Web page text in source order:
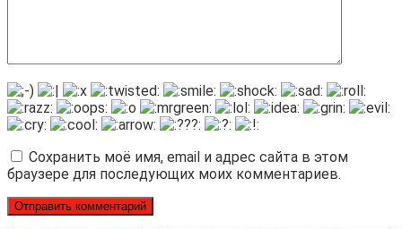
Сохранить моё имя, email и адрес сайта в этом
браузере для последующих моих комментариев.